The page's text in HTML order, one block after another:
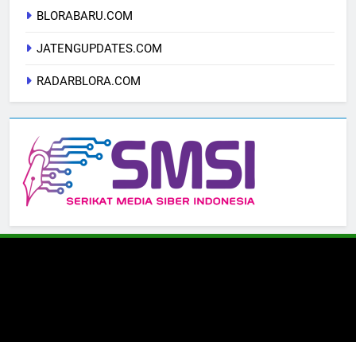
BLORABARU.COM
JATENGUPDATES.COM
RADARBLORA.COM